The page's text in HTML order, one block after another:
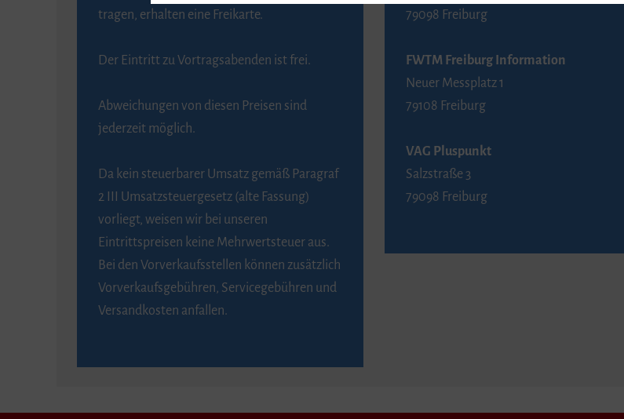
tragen, erhalten eine Freikarte.
Der Eintritt zu Vortragsabenden ist frei.
Abweichungen von diesen Preisen sind
jederzeit möglich.
Da kein steuerbarer Umsatz gemäß Paragraf
2 III Umsatzsteuergesetz (alte Fassung)
vorliegt, weisen wir bei unseren
Eintrittspreisen keine Mehrwertsteuer aus.
Bei den Vorverkaufsstellen können zusätzlich
Vorverkaufsgebühren, Servicegebühren und
Versandkosten anfallen.
79098 Freiburg
FWTM Freiburg Information
Neuer Messplatz 1
79108 Freiburg
VAG Pluspunkt
Salzstraße 3
79098 Freiburg